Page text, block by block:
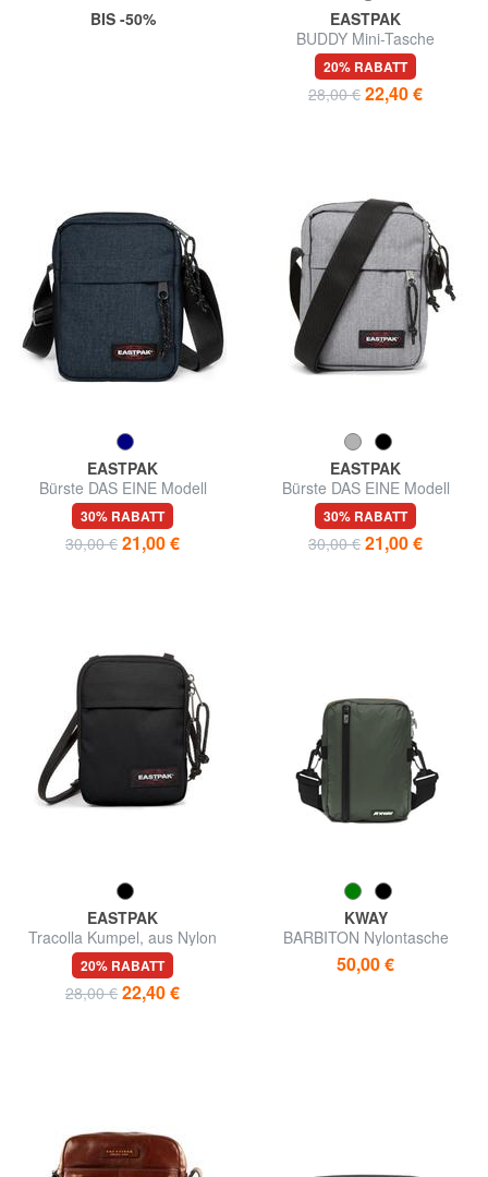
BIS -50%
EASTPAK
BUDDY Mini-Tasche
20% RABATT
28,00 € 22,40 €
EASTPAK
Bürste DAS EINE Modell
30% RABATT
30,00 € 21,00 €
EASTPAK
Bürste DAS EINE Modell
30% RABATT
30,00 € 21,00 €
EASTPAK
Tracolla Kumpel, aus Nylon
20% RABATT
28,00 € 22,40 €
KWAY
BARBITON Nylontasche
50,00 €